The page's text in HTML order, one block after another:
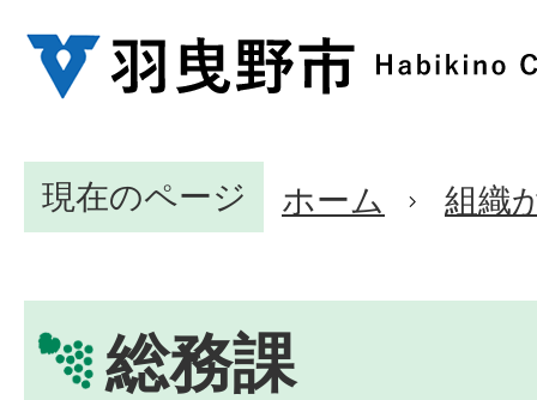
現在のページ ホーム 組織
総務課